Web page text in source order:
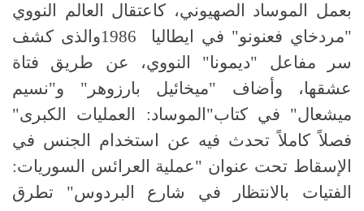
بعمل الموساد الصهيوني، كاعتقال العالم النووي
"مردخاي فعنونو" في ايطاليا 1986والذى كشف
سر مفاعل "ديمونا" النووي، عن طريق فتاة
عشقها، وأضاف "ميخائيل بارزوهر" و"نسيم
ميشعال" في كتاب"الموساد: العمليات الكبرى"
فصلاً كاملاً تحدث فيه عن استخدام الجنس في
الإسقاط تحت عنوان "عملية العرائس السوريات:
الفتيات بالانتظار في شارع البردوس" تطرق